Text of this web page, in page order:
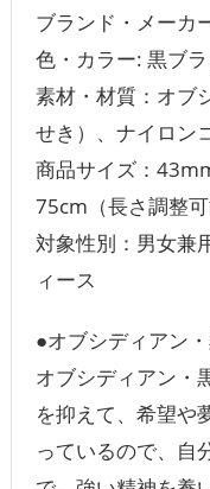
色・カラー‏: 黒
素材・材質：オブ
せき）、ナイロン
商品サイズ：
75cm（長さ調整可
対象性別：男女兼
ィース
●オブシディアン
オブシディアン・
を抑えて、希望や
っているので、自